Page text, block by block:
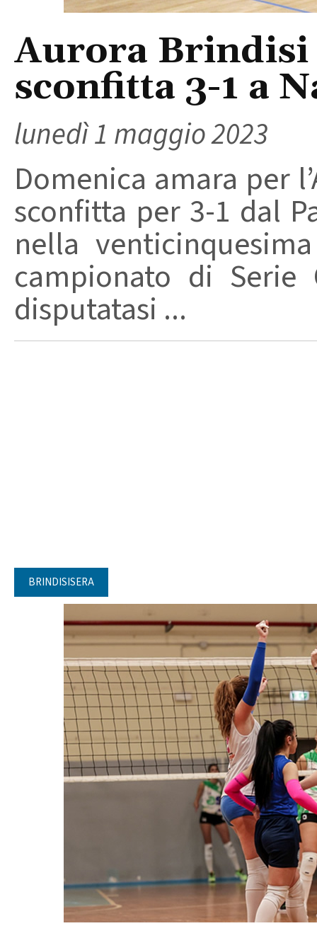
Aurora Brindisi
sconfitta 3-1 a
lunedì 1 maggio 2023
Domenica amara per
sconfitta per 3-1 dal
nella
campionato di
disputatasi ...
BRINDISISERA